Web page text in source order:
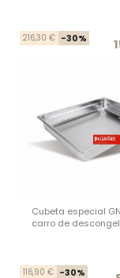
216,30 € -30%
Cubeta especial
carro de
116,90 € -30%